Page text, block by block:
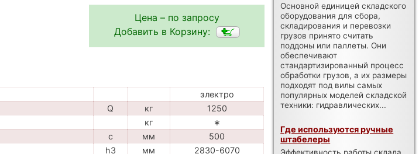
Цена – по запросу
Добавить в Корзину:
электро
Q кг
1250
кг
∗
c мм
500
h3 мм
2830-6070
Основной единицей складского
оборудования для сбора,
складирования и перевозки
грузов принято считать
поддоны или паллеты. Они
обеспечивают
стандартизированный процесс
обработки грузов, а их размеры
подходят под вилы самых
популярных моделей складской
техники: гидравлических...
Где используются ручные
штабелеры
Эффективность работы склада